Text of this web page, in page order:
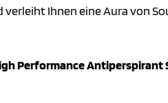
Ihnen eine Aura von
Performance Antiperspirant